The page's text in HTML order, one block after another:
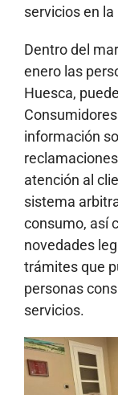
servicios en
Dentro del
enero las
Huesca,
información
atención al
sistema
consumo, así
novedades
trámites que
personas
servicios.